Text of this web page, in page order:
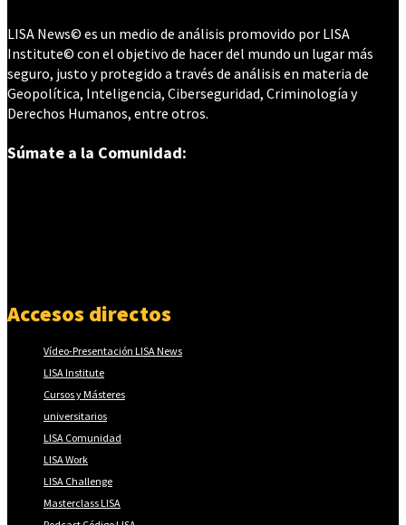
LISA News© es un medio de análisis promovido por LISA
Institute© con el objetivo de hacer del mundo un lugar más
seguro, justo y protegido a través de análisis en materia de
Geopolítica, Inteligencia, Ciberseguridad, Criminología y
Derechos Humanos, entre otros.
Súmate a la Comunidad:
Accesos directos
Vídeo-Presentación LISA News
LISA Institute
Cursos y Másteres
universitarios
LISA Comunidad
LISA Work
LISA Challenge
Masterclass LISA